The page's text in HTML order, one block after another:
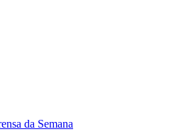
da Semana